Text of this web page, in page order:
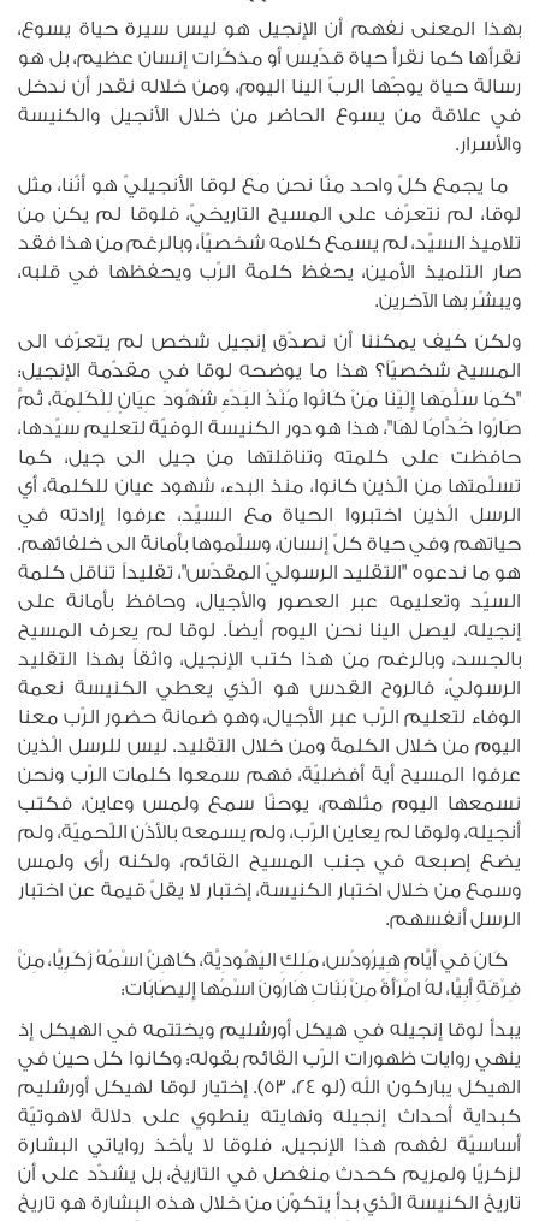
بهذا المعنى نفهم أن الإنجيل هو ليس سيرة حياة يسوع،
نقرأها كما نقرأ حياة قدّيس أو مذكّرات إنسان عظيم، بل هو
رسالة حياة يوجّها الربّ الينا اليوم، ومن خلاله نقدر أن ندخل
في علاقة من يسوع الحاضر من خلال الأنجيل والكنيسة
والأسرار.
ما يجمع كلّ واحد منّا نحن مع لوقا الأنجيليّ هو أنّنا، مثل
لوقا، لم نتعرّف على المسيح التاريخيّ، فلوقا لم يكن من
تلاميذ السيّد، لم يسمع كلامه شخصيّاً، وبالرغم من هذا فقد
صار التلميذ الأمين، يحفظ كلمة الرّب ويحفظها في قلبه،
ويبشّر بها الآخرين.
ولكن كيف يمكننا أن نصدّق إنجيل شخص لم يتعرّف الى
المسيح شخصيّاً؟ هذا ما يوضحه لوقا في مقدّمة الإنجيل:
"كَمَا سَلَّمَها إِلَيْنَا مَنْ كَانُوا مُنْذُ البَدْءِ شُهُودَ عِيَانٍ لِلْكَلِمَة، ثُمَّ
صَارُوا خُدَّامًا لَهَا"، هذا هو دور الكنيسة الوفيّة لتعليم سيّدها،
حافظت على كلمته وتناقلتها من جيل الى جيل، كما
تسلّمتها من الّذين كانوا، منذ البدء، شهود عيان للكلمة، أي
الرسل الّذين اختبروا الحياة مع السيّد، عرفوا إرادته في
حياتهم وفي حياة كلّ إنسان، وسلّموها بأمانة الى خلفائهم.
هو ما ندعوه "التقليد الرسوليّ المقدّس"، تقليداً تناقل كلمة
السيّد وتعليمه عبر العصور والأجيال، وحافظ بأمانة على
إنجيله، ليصل الينا نحن اليوم أيضاً. لوقا لم يعرف المسيح
بالجسد، وبالرغم من هذا كتب الإنجيل، واثقاً بهذا التقليد
الرسوليّ، فالروح القدس هو الّذي يعطي الكنيسة نعمة
الوفاء لتعليم الرّب عبر الأجيال، وهو ضمانة حضور الرّب معنا
اليوم من خلال الكلمة ومن خلال التقليد. ليس للرسل الّذين
عرفوا المسيح أية أفضليّة، فهم سمعوا كلمات الرّب ونحن
نسمعها اليوم مثلهم، يوحنّا سمع ولمس وعاين، فكتب
أنجيله، ولوقا لم يعاين الرّب، ولم يسمعه بالأذُن اللّحميّة، ولم
يضع إصبعه في جنب المسيح القائم، ولكنه رأى ولمس
وسمع من خلال اختبار الكنيسة، إختبار لا يقلّ قيمة عن اختبار
الرسل أنفسهم.
كَانَ في أَيَّامِ هِيرُودُس، مَلِكِ اليَهُودِيَّة، كَاهِنٌ اسْمُهُ زَكَرِيَّا، مِنْ
فِرْقَةِ أَبِيَّا، لهُ امْرَأَةٌ مِنْ بَنَاتِ هَارُونَ اسْمُها إِليصَابَات:
يبدأ لوقا إنجيله في هيكل أورشليم ويختتمه في الهيكل إذ
ينهي روايات ظهورات الرّب القائم بقوله: وكانوا كل حين في
الهيكل يباركون الله (لو ٢٤، ٥٣). إختيار لوقا لهيكل أورشليم
كبداية أحداث إنجيله ونهايته ينطوي على دلالة لاهوتيّة
أساسيّة لفهم هذا الإنجيل، فلوقا لا يأخذ رواياتي البشارة
لزكريّا ولمريم كحدث منفصل في التاريخ، بل يشدّد على أن
تاريخ الكنيسة الّذي بدأ يتكوّن من خلال هذه البشارة هو تاريخ